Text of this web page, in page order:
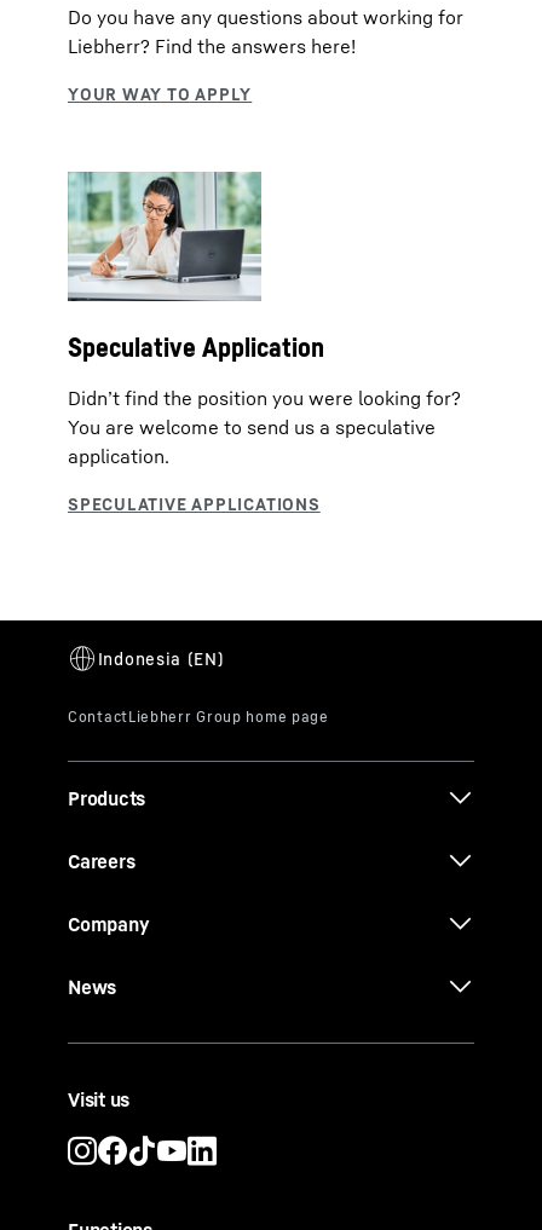
Do you have any questions about working for
Liebherr? Find the answers here!
Speculative Application
Didn’t find the position you were looking for?
You are welcome to send us a speculative
application.
Products
Careers
Company
News
Visit us